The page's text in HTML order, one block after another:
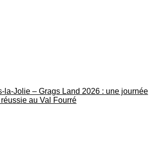
la-Jolie – Grags Land 2026 : une journée
au Val Fourré